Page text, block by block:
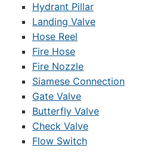
Hydrant Pillar
Landing Valve
Hose Reel
Fire Hose
Fire Nozzle
Siamese Connection
Gate Valve
Butterfly Valve
Check Valve
Flow Switch